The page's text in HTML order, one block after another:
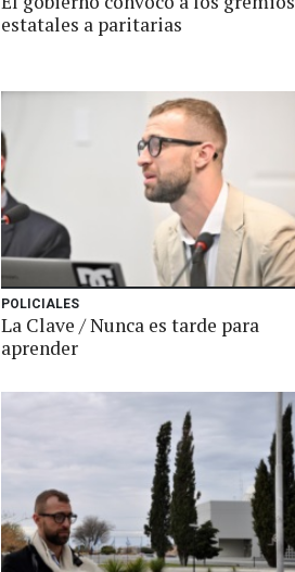
estatales a paritarias
POLICIALES
La Clave / Nunca es tarde para
aprender